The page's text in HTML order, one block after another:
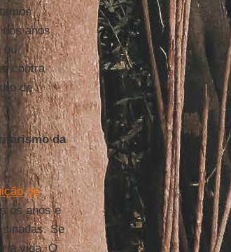
nos anos
ou
contra
de
da
de
os anos e
Se
a vida. O